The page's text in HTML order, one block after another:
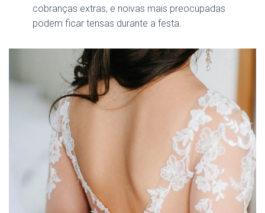
cobranças extras, e noivas mais preocupadas
podem ficar tensas durante a festa.